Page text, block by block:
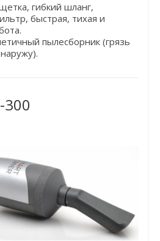
гибкий шланг,
быстрая, тихая и
пылесборник (грязь
300